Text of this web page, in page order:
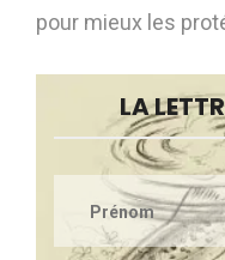
pour mieux les
LA